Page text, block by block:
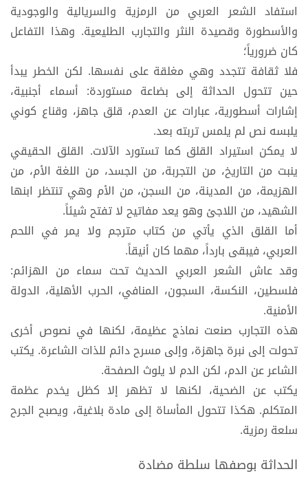
استفاد الشعر العربي من الرمزية والسريالية والوجودية
والأسطورة وقصيدة النثر والتجارب الطليعية. وهذا التفاعل
كان ضرورياً؛
فلا ثقافة تتجدد وهي مغلقة على نفسها. لكن الخطر يبدأ
حين تتحول الحداثة إلى بضاعة مستوردة: أسماء أجنبية،
إشارات أسطورية، عبارات عن العدم، قلق جاهز، وقناع كوني
يلبسه نص لم يلمس تربته بعد.
لا يمكن استيراد القلق كما تستورد الآلات. القلق الحقيقي
ينبت من التاريخ، من التجربة، من الجسد، من اللغة الأم، من
الهزيمة، من المدينة، من السجن، من الأم وهي تنتظر ابنها
الشهيد، من اللاجئ وهو يعد مفاتيح لا تفتح شيئاً.
أما القلق الذي يأتي من كتاب مترجم ولا يمر في اللحم
العربي، فيبقى بارداً، مهما كان أنيقاً.
وقد عاش الشعر العربي الحديث تحت سماء من الهزائم:
فلسطين، النكسة، السجون، المنافي، الحرب الأهلية، الدولة
الأمنية.
هذه التجارب صنعت نماذج عظيمة، لكنها في نصوص أخرى
تحولت إلى نبرة جاهزة، وإلى مسرح دائم للذات الشاعرة. يكتب
الشاعر عن الدم، لكن الدم لا يلوث الصفحة.
يكتب عن الضحية، لكنها لا تظهر إلا كظل يخدم عظمة
المتكلم. هكذا تتحول المأساة إلى مادة بلاغية، ويصبح الجرح
سلعة رمزية.
الحداثة بوصفها سلطة مضادة